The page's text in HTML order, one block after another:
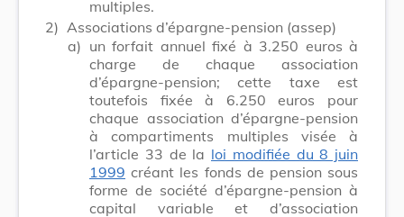
multiples.
2) Associations d’épargne-pension (assep)
a) un forfait annuel fixé à 3.250 euros à
charge de chaque association
d’épargne-pension; cette taxe est
toutefois fixée à 6.250 euros pour
chaque association d’épargne-pension
à compartiments multiples visée à
l’article 33 de la loi modifiée du 8 juin
1999 créant les fonds de pension sous
forme de société d’épargne-pension à
capital variable et d’association